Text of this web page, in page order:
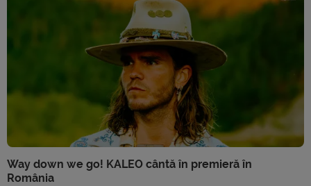
Way down we go! KALEO cântă în premieră în
România